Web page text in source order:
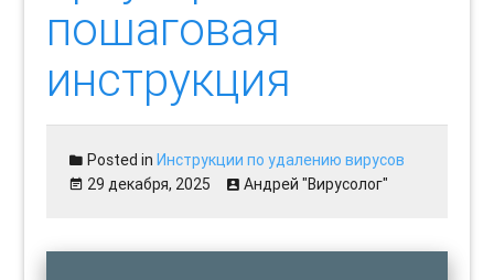
пошаговая
инструкция
Posted inИнструкции по удалению вирусов
29 декабря, 2025
Андрей "Вирусолог"